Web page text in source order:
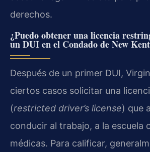
derechos.
¿Puedo obtener una licencia
un DUI en el Condado de New
Después de un primer DUI,
ciertos casos solicitar una
(restricted driver’s license) que
conducir al trabajo, a la escuela
médicas. Para calificar,